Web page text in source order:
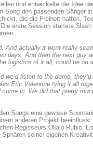
und entwickelte die Idee
Song den passenden Sänger
die die Freiheit hatten,
erste Session startete
And actually it went really
days. And then the next guy
logistics of it all, could be on
we’d listen to the demo,
Eric Valentine tying it all
in. We did that pretty
Songs eine gewisse
anderen Projekt
Regisseurs Ollalo Rubio.
seiner eigenen